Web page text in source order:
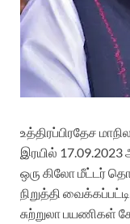
உத்திரப்பிரதேச
இரயில் 17.09.2023
ஒரு கிலோ மீட்டர்
நிறுத்தி
சுற்றுலா பயணிகள்